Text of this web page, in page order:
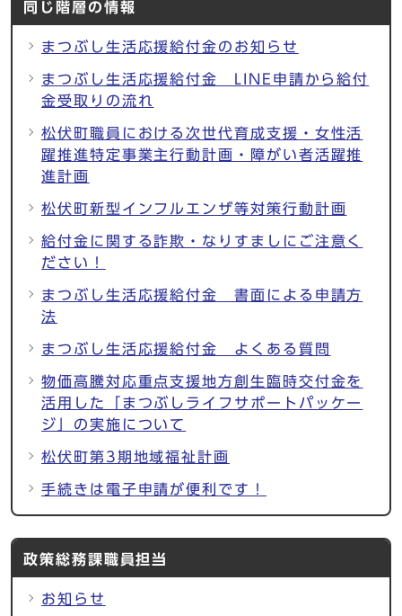
同じ階層の情報
まつぶし生活応援給付金のお知らせ
まつぶし生活応援給付金 LINE申請から給付
金受取りの流れ
松伏町職員における次世代育成支援・女性活
躍推進特定事業主行動計画・障がい者活躍推
進計画
松伏町新型インフルエンザ等対策行動計画
給付金に関する詐欺・なりすましにご注意く
ださい！
まつぶし生活応援給付金 書面による申請方
法
まつぶし生活応援給付金 よくある質問
物価高騰対応重点支援地方創生臨時交付金を
活用した「まつぶしライフサポートパッケー
ジ」の実施について
松伏町第3期地域福祉計画
手続きは電子申請が便利です！
政策総務課職員担当
お知らせ